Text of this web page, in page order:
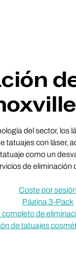
del sector,
tatuajes con
como un
de
Coste por sesión
Página 3-Pack
de
de tatuajes